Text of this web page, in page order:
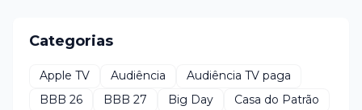
Categorias
Apple TV Audiência
Audiência TV paga
BBB 26
BBB 27 Big Day
Casa do Patrão